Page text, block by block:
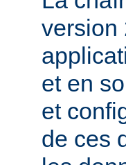
version
et en
et
de ces